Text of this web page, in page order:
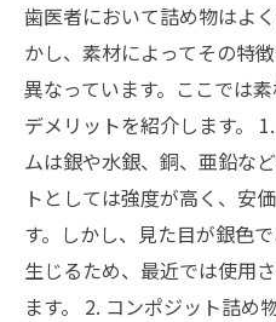
歯医者において詰め物はよ
かし、素材によってその特
異なっています。ここでは
デメリットを紹介します。
ムは銀や水銀、銅、亜鉛な
トとしては強度が高く、安
す。しかし、見た目が銀色
生じるため、最近では使用
ます。 2. コンポジット詰め